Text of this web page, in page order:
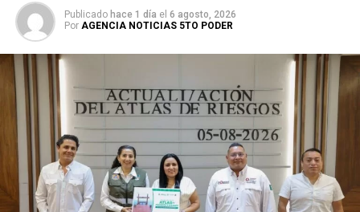
Los nuevos Puntos de Monitoreo Inteligente fueron
Publicado hace 1 día el 6 agosto, 2026
Por AGENCIA NOTICIAS 5TO PODER